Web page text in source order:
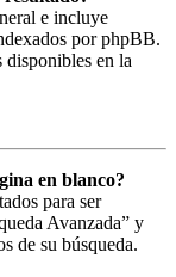
e incluye
por phpBB.
disponibles en la
en blanco?
para ser
Avanzada” y
de su búsqueda.